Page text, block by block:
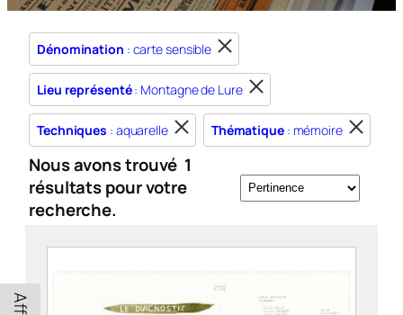
Dénomination : carte sensible
Lieu représenté: Montagne de Lure
Techniques : aquarelle Thématique: mémoire
Nous avons trouvé 1
résultats pour votre
recherche.